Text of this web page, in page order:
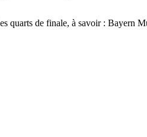
quarts de finale, à savoir : Bayern